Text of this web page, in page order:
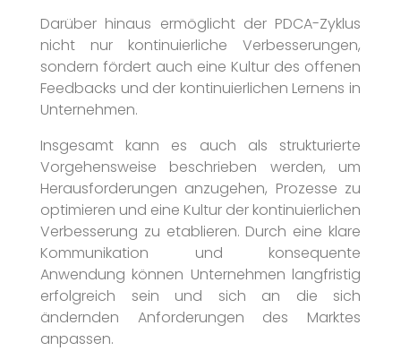
Darüber hinaus ermöglicht der PDCA-Zyklus
nicht nur kontinuierliche Verbesserungen,
sondern fördert auch eine Kultur des offenen
Feedbacks und der kontinuierlichen Lernens in
Unternehmen.
Insgesamt kann es auch als strukturierte
Vorgehensweise beschrieben werden, um
Herausforderungen anzugehen, Prozesse zu
optimieren und eine Kultur der kontinuierlichen
Verbesserung zu etablieren. Durch eine klare
Kommunikation und konsequente
Anwendung können Unternehmen langfristig
erfolgreich sein und sich an die sich
ändernden Anforderungen des Marktes
anpassen.